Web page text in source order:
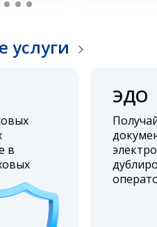
услуги
в
ЭДО